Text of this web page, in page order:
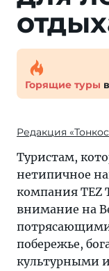
Горящие туры
Редакция
Туристам,
нетипичное
компания TEZ
внимание на
побережье,
культурными